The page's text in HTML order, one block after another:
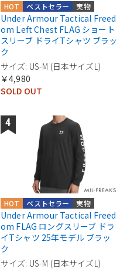
実物
ベストセラー
HOT
Under Armour Tactical Freed
om Left Chest FLAG ショート
スリーブ ドライTシャツ ブラッ
ク
サイズ: US-M (日本サイズL)
￥4,980
SOLD OUT
実物
ベストセラー
HOT
Under Armour Tactical Freed
om FLAG ロングスリーブ ドラ
イTシャツ 25年モデル ブラッ
ク
サイズ: US-M (日本サイズL)